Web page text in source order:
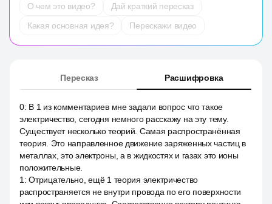
О чем это видео?
Дай краткий пересказ
Какая основная идея?
Перескажи видео
Пересказ Расшифровка
0: В 1 из комментариев мне задали вопрос что такое
электричество, сегодня немного расскажу на эту тему.
Существует несколько теорий. Самая распространённая
теория. Это направленное движение заряженных частиц в
металлах, это электроны, а в жидкостях и газах это ионы
положительные.
1 :Отрицательно, ещё 1 теория электричество
распространяется не внутри провода по его поверхности